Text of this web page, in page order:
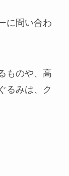
に問い合わ
ものや、高
るみは、ク